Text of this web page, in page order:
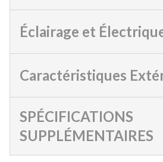
Éclairage et
Caractéristiques
SPÉCIFICATIONS
SUPPLÉMENTAIRES